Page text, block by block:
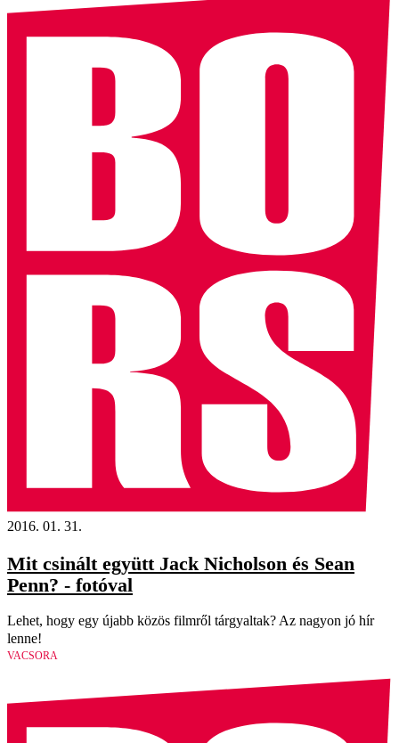
2016. 01. 31.
Mit csinált együtt Jack Nicholson és Sean
Penn? - fotóval
Lehet, hogy egy újabb közös filmről tárgyaltak? Az nagyon jó hír
lenne!
VACSORA